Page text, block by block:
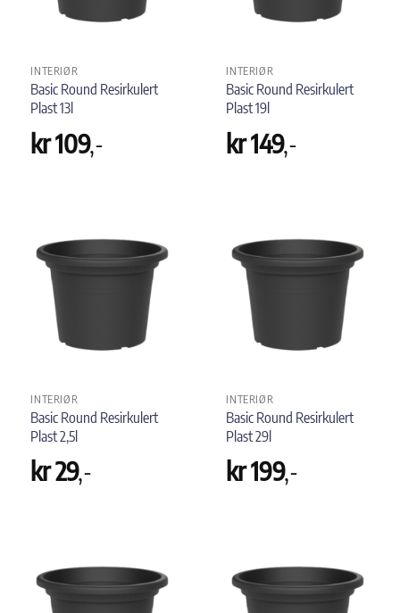
INTERIØR
Basic Round Resirkulert
Plast 13l
kr109,-
INTERIØR
Basic Round Resirkulert
Plast 19l
kr149,-
INTERIØR
Basic Round Resirkulert
Plast 2,5l
kr29,-
INTERIØR
Basic Round Resirkulert
Plast 29l
kr199,-